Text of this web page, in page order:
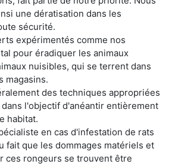
une dératisation dans les
sécurité.
expérimentés comme nos
pour éradiquer les animaux
nuisibles, qui se terrent dans
magasins.
des techniques appropriées
l'objectif d'anéantir entièrement
habitat.
en cas d'infestation de rats
fait que les dommages matériels et
ces rongeurs se trouvent être